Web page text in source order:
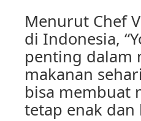
Menurut Chef
di Indonesia,
penting dalam
makanan
bisa membuat
tetap enak dan